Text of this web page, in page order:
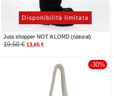
Disponibilità limitata
Juta shopper NOT A LORD (natural)
19,50€ 13,65 €
-30%